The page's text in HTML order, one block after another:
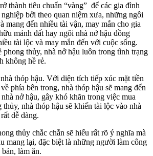
thành tiêu chuẩn “vàng” để các gia đình
bởi theo quan niệm xưa, những ngôi
mang đến nhiều tài vận, may mắn cho gia
mảnh đất hay ngôi nhà nở hậu đồng
tài lộc và may mắn đến với cuộc sống.
thủy, nhà nở hậu luôn trong tình trạng
không hề rẻ.
thóp hậu. Với diện tích tiếp xúc mặt tiền
phía bên trong, nhà thóp hậu sẽ mang đến
nở hậu, gây khó khăn trong việc mua
nhà thóp hậu sẽ khiến tài lộc vào nhà
dễ dàng.
thủy chắc chắn sẽ hiểu rất rõ ý nghĩa mà
mang lại, đặc biệt là những người làm công
làm ăn.